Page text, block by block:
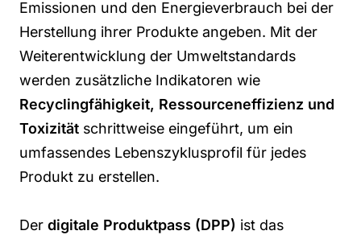
Emissionen und den Energieverbrauch bei der
Herstellung ihrer Produkte angeben. Mit der
Weiterentwicklung der Umweltstandards
werden zusätzliche Indikatoren wie
Recyclingfähigkeit, Ressourceneffizienz und
Toxizität schrittweise eingeführt, um ein
umfassendes Lebenszyklusprofil für jedes
Produkt zu erstellen.
Der digitale Produktpass (DPP) ist das